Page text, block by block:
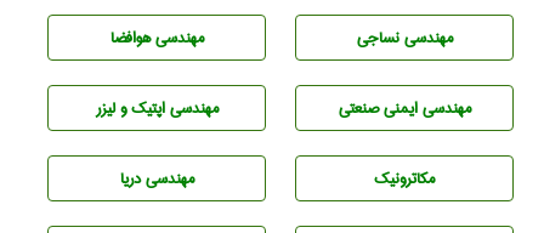
مهندسي نساجی مهندسی هوافضا
مهندسی ایمنی صنعتی مهندسی اپتیک و لیزر
مکاترونیک مهندسی دریا